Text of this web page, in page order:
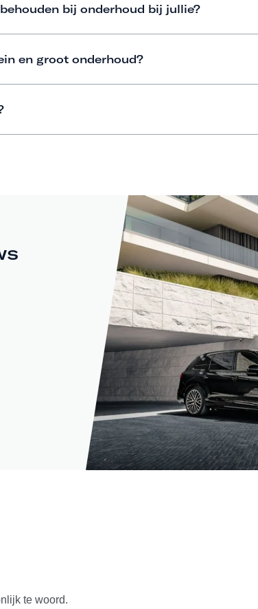
bij onderhoud bij jullie?
en groot onderhoud?
te woord.